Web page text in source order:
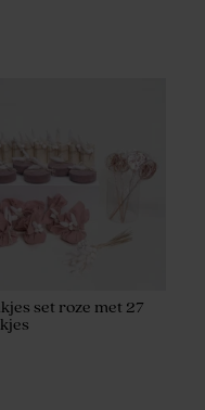
set roze met 27